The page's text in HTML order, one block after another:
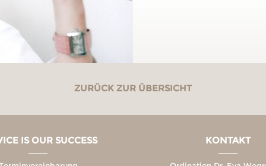
ZURÜCK ZUR ÜBERSICHT
IS OUR SUCCESS KONTAKT